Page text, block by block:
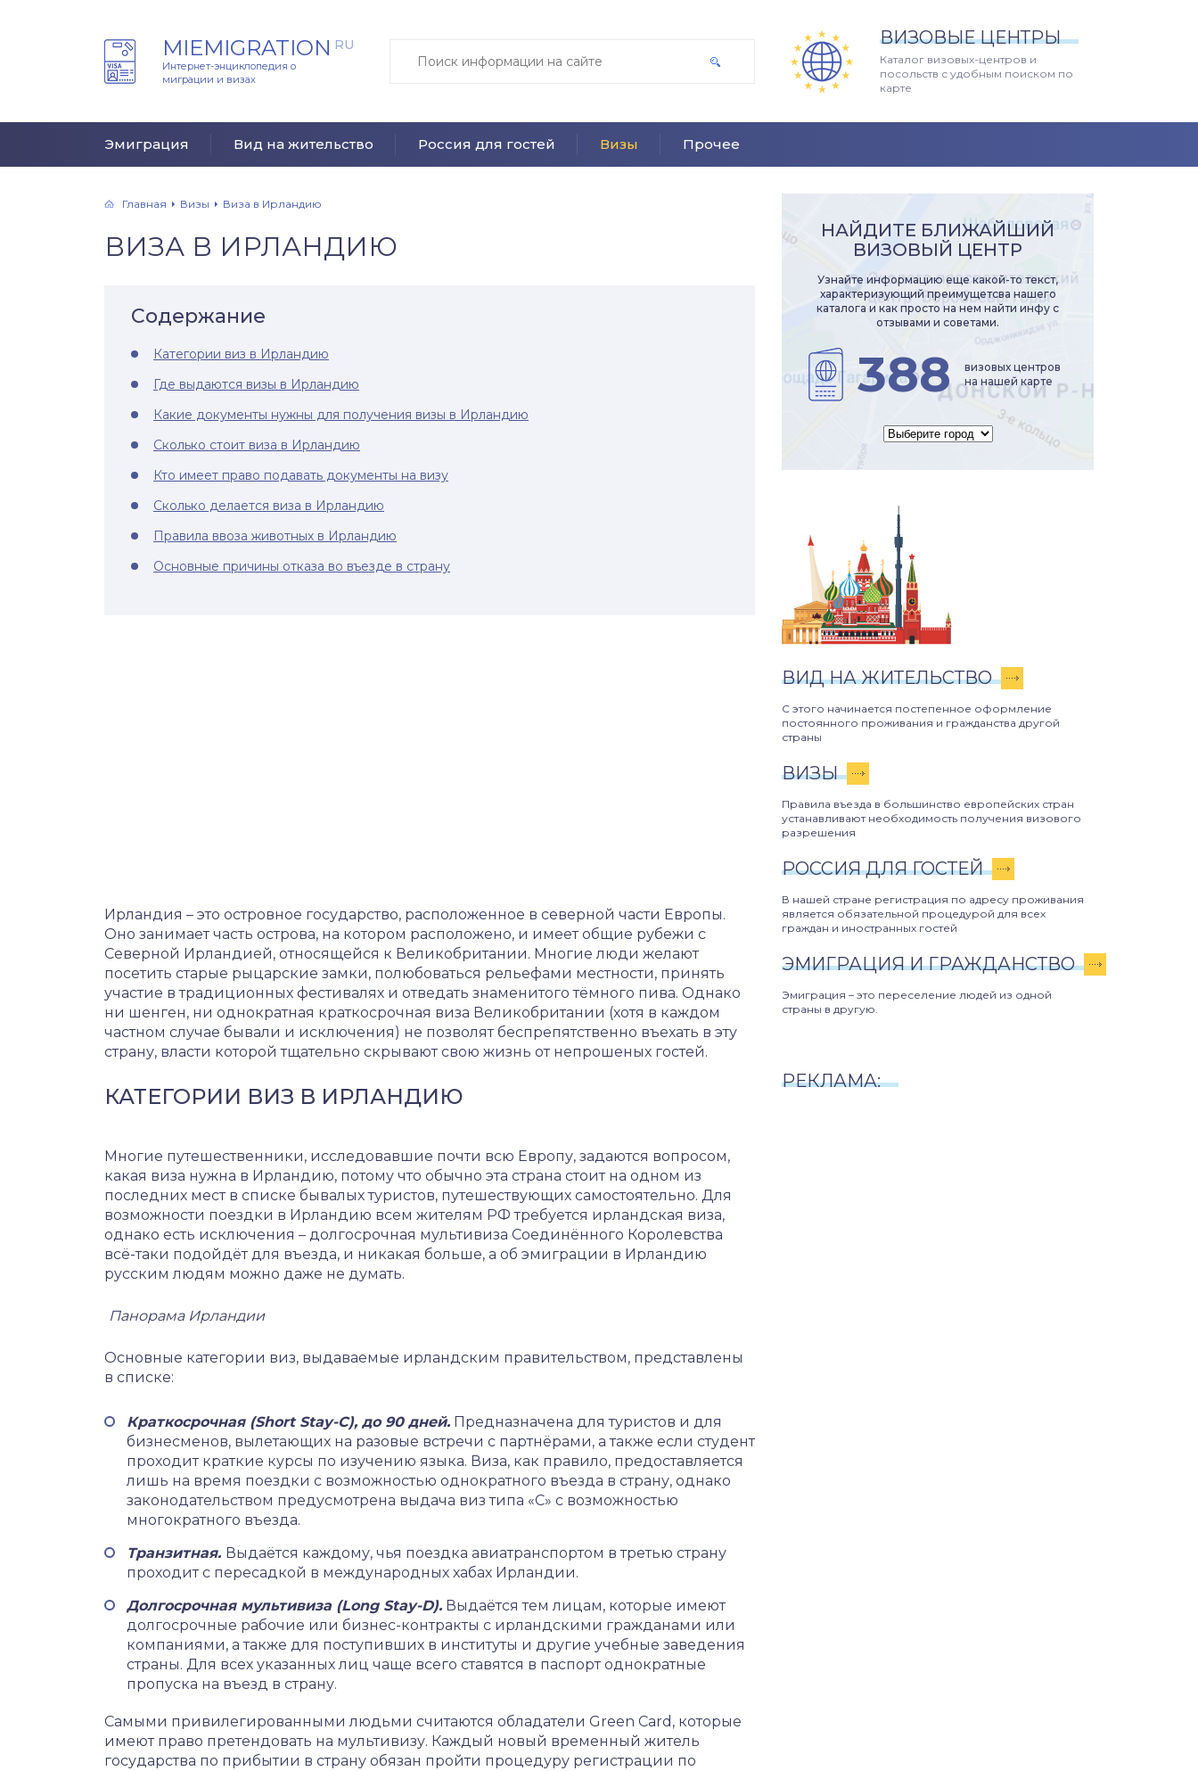
MIEMIGRATION RU
Интернет-энциклопедия о
миграции и визах
ВИЗОВЫЕ ЦЕНТРЫ
Каталог визовых-центров и
посольств с удобным поиском по
карте
Эмиграция Вид на жительство Россия для гостей Визы Прочее
Главная Визы Виза в Ирландию
ВИЗА В ИРЛАНДИЮ
Содержание
Категории виз в Ирландию
Где выдаются визы в Ирландию
Какие документы нужны для получения визы в Ирландию
Сколько стоит виза в Ирландию
Кто имеет право подавать документы на визу
Сколько делается виза в Ирландию
Правила ввоза животных в Ирландию
Основные причины отказа во въезде в страну
Ирландия – это островное государство, расположенное в северной части Европы.
Оно занимает часть острова, на котором расположено, и имеет общие рубежи с
Северной Ирландией, относящейся к Великобритании. Многие люди желают
посетить старые рыцарские замки, полюбоваться рельефами местности, принять
участие в традиционных фестивалях и отведать знаменитого тёмного пива. Однако
ни шенген, ни однократная краткосрочная виза Великобритании (хотя в каждом
частном случае бывали и исключения) не позволят беспрепятственно въехать в эту
страну, власти которой тщательно скрывают свою жизнь от непрошеных гостей.
КАТЕГОРИИ ВИЗ В ИРЛАНДИЮ
Многие путешественники, исследовавшие почти всю Европу, задаются вопросом,
какая виза нужна в Ирландию, потому что обычно эта страна стоит на одном из
последних мест в списке бывалых туристов, путешествующих самостоятельно. Для
возможности поездки в Ирландию всем жителям РФ требуется ирландская виза,
однако есть исключения – долгосрочная мультивиза Соединённого Королевства
всё-таки подойдёт для въезда, и никакая больше, а об эмиграции в Ирландию
русским людям можно даже не думать.
Панорама Ирландии
Основные категории виз, выдаваемые ирландским правительством, представлены
в списке:
Краткосрочная (Short Stay-C), до 90 дней. Предназначена для туристов и для
бизнесменов, вылетающих на разовые встречи с партнёрами, а также если студент
проходит краткие курсы по изучению языка. Виза, как правило, предоставляется
лишь на время поездки с возможностью однократного въезда в страну, однако
законодательством предусмотрена выдача виз типа «С» с возможностью
многократного въезда.
Транзитная. Выдаётся каждому, чья поездка авиатранспортом в третью страну
проходит с пересадкой в международных хабах Ирландии.
Долгосрочная мультивиза (Long Stay-D). Выдаётся тем лицам, которые имеют
долгосрочные рабочие или бизнес-контракты с ирландскими гражданами или
компаниями, а также для поступивших в институты и другие учебные заведения
страны. Для всех указанных лиц чаще всего ставятся в паспорт однократные
пропуска на въезд в страну.
Самыми привилегированными людьми считаются обладатели Green Card, которые
имеют право претендовать на мультивизу. Каждый новый временный житель
государства по прибытии в страну обязан пройти процедуру регистрации по
НАЙДИТЕ БЛИЖАЙШИЙ
ВИЗОВЫЙ ЦЕНТР
Узнайте информацию еще какой-то текст,
характеризующий преимущетсва нашего
каталога и как просто на нем найти инфу с
отзывами и советами.
388
визовых центров
на нашей карте
ВИД НА ЖИТЕЛЬСТВО
С этого начинается постепенное оформление
постоянного проживания и гражданства другой
страны
ВИЗЫ
Правила въезда в большинство европейских стран
устанавливают необходимость получения визового
разрешения
РОССИЯ ДЛЯ ГОСТЕЙ
В нашей стране регистрация по адресу проживания
является обязательной процедурой для всех
граждан и иностранных гостей
ЭМИГРАЦИЯ И ГРАЖДАНСТВО
Эмиграция – это переселение людей из одной
страны в другую.
РЕКЛАМА: